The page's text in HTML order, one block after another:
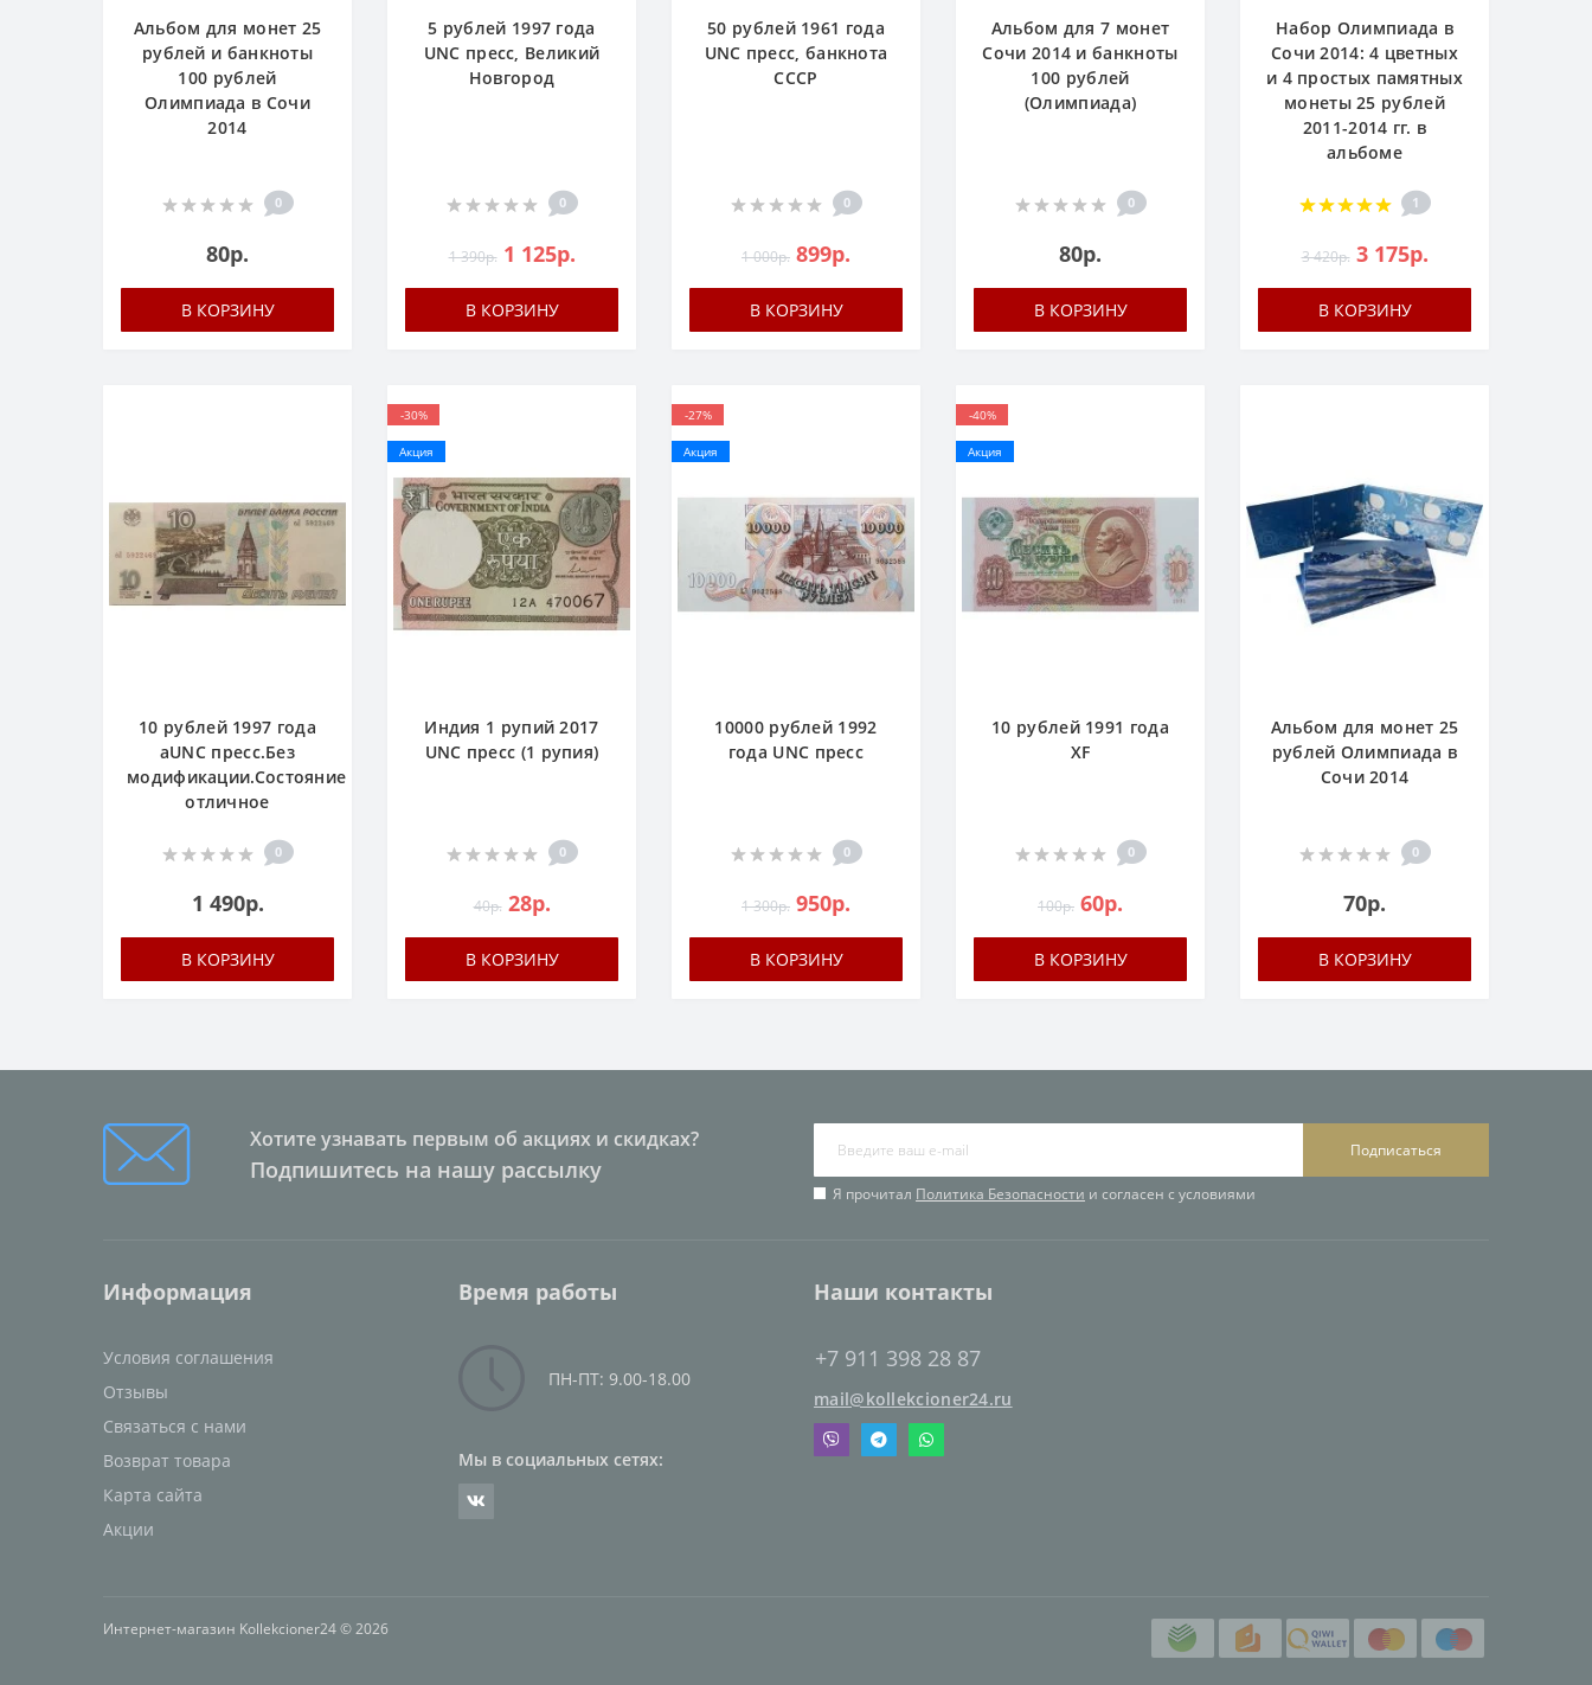
Альбом для монет 25
рублей и банкноты
100 рублей
Олимпиада в Сочи
2014
0
80р.
В КОРЗИНУ
5 рублей 1997 года
UNC пресс, Великий
Новгород
0
1 390р. 1 125р.
В КОРЗИНУ
50 рублей 1961 года
UNC пресс, банкнота
СССР
0
1 000р. 899р.
В КОРЗИНУ
Альбом для 7 монет
Сочи 2014 и банкноты
100 рублей
(Олимпиада)
0
80р.
В КОРЗИНУ
Набор Олимпиада в
Сочи 2014: 4 цветных
и 4 простых памятных
монеты 25 рублей
2011-2014 гг. в
альбоме
1
3 420р. 3 175р.
В КОРЗИНУ
10 рублей 1997 года
аUNC пресс.Без
модификации.Состояние
отличное
0
1 490р.
В КОРЗИНУ
-30%
Акция
Индия 1 рупий 2017
UNC пресс (1 рупия)
0
40р. 28р.
В КОРЗИНУ
-27%
Акция
10000 рублей 1992
года UNC пресc
0
1 300р. 950р.
В КОРЗИНУ
-40%
Акция
10 рублей 1991 года
XF
0
100р. 60р.
В КОРЗИНУ
Альбом для монет 25
рублей Олимпиада в
Сочи 2014
0
70р.
В КОРЗИНУ
Хотите узнавать первым об акциях и скидках?
Подпишитесь на нашу рассылку
Подписаться
Я прочитал Политика Безопасности и согласен с условиями
Информация
Условия соглашения
Отзывы
Связаться с нами
Возврат товара
Карта сайта
Акции
Время работы
ПН-ПТ: 9.00-18.00
Мы в социальных сетях:
Наши контакты
+7 911 398 28 87
mail@kollekcioner24.ru
Интернет-магазин Kollekcioner24 © 2026